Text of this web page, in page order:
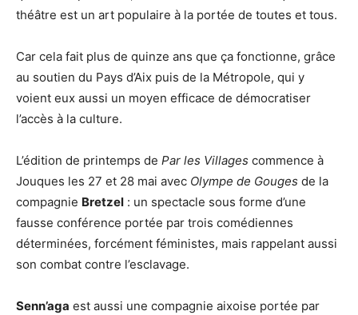
théâtre est un art populaire à la portée de toutes et tous.
Car cela fait plus de quinze ans que ça fonctionne, grâce
au soutien du Pays d’Aix puis de la Métropole, qui y
voient eux aussi un moyen efficace de démocratiser
l’accès à la culture.
L’édition de printemps de Par les Villages commence à
Jouques les 27 et 28 mai avec Olympe de Gouges de la
compagnie Bretzel : un spectacle sous forme d’une
fausse conférence portée par trois comédiennes
déterminées, forcément féministes, mais rappelant aussi
son combat contre l’esclavage.
Senn’aga est aussi une compagnie aixoise portée par